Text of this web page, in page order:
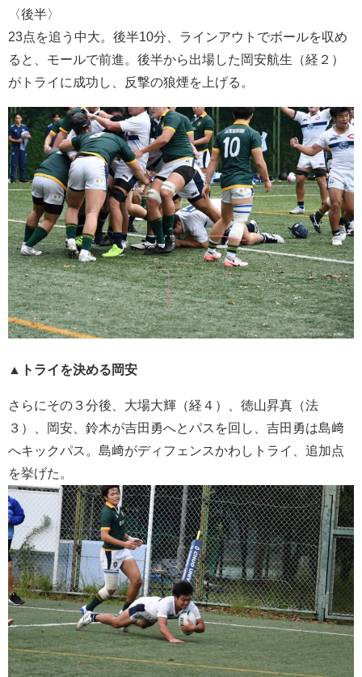
〈後半〉
23点を追う中大。後半10分、ラインアウトでボールを収め
ると、モールで前進。後半から出場した岡安航生（経２）
がトライに成功し、反撃の狼煙を上げる。
▲トライを決める岡安
さらにその３分後、大場大輝（経４）、徳山昇真（法
３）、岡安、鈴木が吉田勇へとパスを回し、吉田勇は島﨑
へキックパス。島﨑がディフェンスかわしトライ、追加点
を挙げた。